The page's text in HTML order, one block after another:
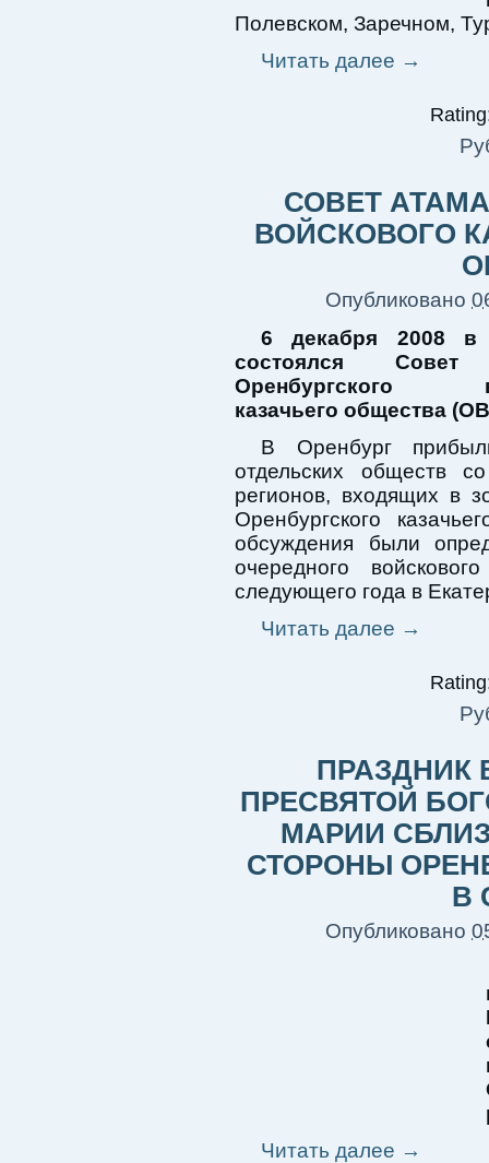
Полевском, Заречном,
Читать далее →
СОВЕТ
ВОЙСКОВОГО
Опубликовано
6 декабря 2008 в
состоялся Совет
Оренбургского
казачьего общества
В Оренбург
отдельских обществ
регионов, входящих в
Оренбургского
обсуждения были
очередного
следующего года в
Читать далее →
ПРАЗДНИК
ПРЕСВЯТОЙ
МАРИИ
СТОРОНЫ
В
Опубликовано
Читать далее →